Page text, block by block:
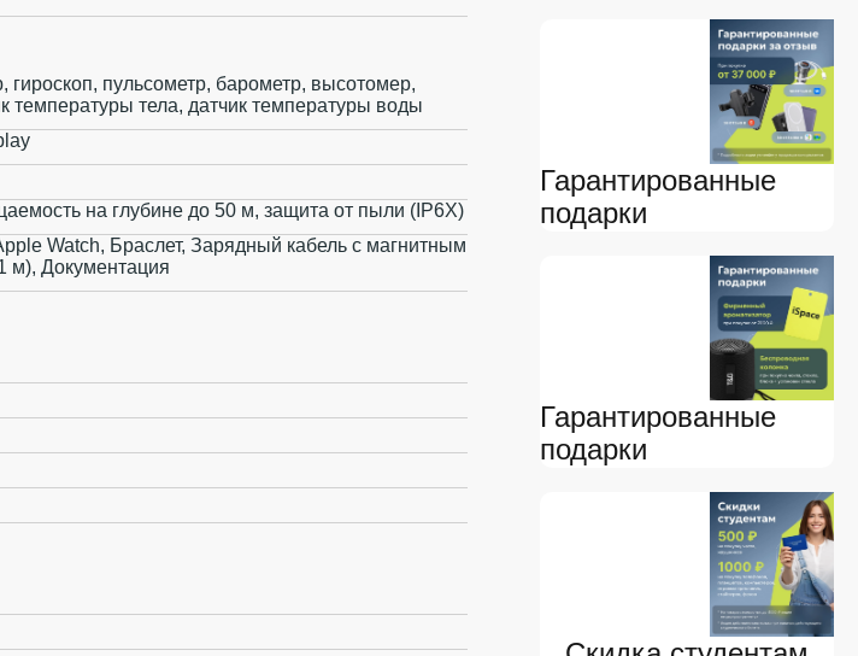
Гарантированные
подарки
Гарантированные
подарки
гироскоп, пульсометр, барометр, высотомер,
температуры тела, датчик температуры воды
на глубине до 50 м, защита от пыли (IP6X)
Watch, Браслет, Зарядный кабель с магнитным
м), Документация